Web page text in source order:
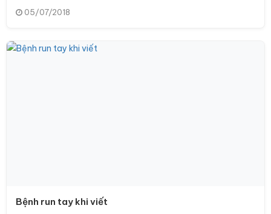
05/07/2018
Bệnh run tay khi viết